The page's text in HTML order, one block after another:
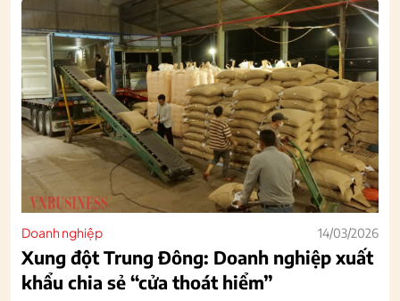
Doanh nghiệp 14/03/2026
Xung đột Trung Đông: Doanh nghiệp xuất
khẩu chia sẻ “cửa thoát hiểm”